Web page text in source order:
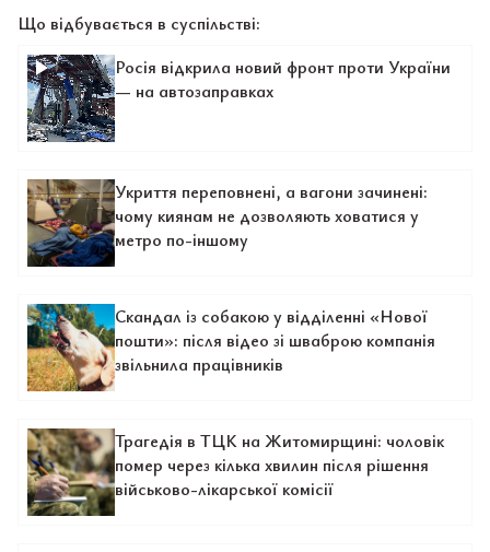
Що відбувається в суспільстві:
Росія відкрила новий фронт проти України
— на автозаправках
Укриття переповнені, а вагони зачинені:
чому киянам не дозволяють ховатися у
метро по-іншому
Скандал із собакою у відділенні «Нової
пошти»: після відео зі шваброю компанія
звільнила працівників
Трагедія в ТЦК на Житомирщині: чоловік
помер через кілька хвилин після рішення
військово-лікарської комісії